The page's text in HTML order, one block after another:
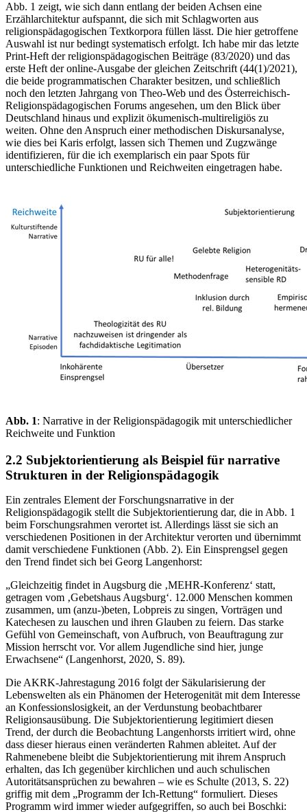
Abb. 1 zeigt, wie sich dann entlang der beiden Achsen eine
Erzählarchitektur aufspannt, die sich mit Schlagworten aus
religionspädagogischen Textkorpora füllen lässt. Die hier getroffene
Auswahl ist nur bedingt systematisch erfolgt. Ich habe mir das letzte
Print-Heft der religionspädagogischen Beiträge (83/2020) und das
erste Heft der online-Ausgabe der gleichen Zeitschrift (44(1)/2021),
die beide programmatischen Charakter besitzen, und schließlich
noch den letzten Jahrgang von Theo-Web und des Österreichisch-
Religionspädagogischen Forums angesehen, um den Blick über
Deutschland hinaus und explizit ökumenisch-multireligiös zu
weiten. Ohne den Anspruch einer methodischen Diskursanalyse,
wie dies bei Karis erfolgt, lassen sich Themen und Zugzwänge
identifizieren, für die ich exemplarisch ein paar Spots für
unterschiedliche Funktionen und Reichweiten eingetragen habe.
Abb. 1: Narrative in der Religionspädagogik mit unterschiedlicher
Reichweite und Funktion
2.2 Subjektorientierung als Beispiel für narrative
Strukturen in der Religionspädagogik
Ein zentrales Element der Forschungsnarrative in der
Religionspädagogik stellt die Subjektorientierung dar, die in Abb. 1
beim Forschungsrahmen verortet ist. Allerdings lässt sie sich an
verschiedenen Positionen in der Architektur verorten und übernimmt
damit verschiedene Funktionen (Abb. 2). Ein Einsprengsel gegen
den Trend findet sich bei Georg Langenhorst:
„Gleichzeitig findet in Augsburg die ‚MEHR-Konferenz‘ statt,
getragen vom ‚Gebetshaus Augsburg‘. 12.000 Menschen kommen
zusammen, um (anzu-)beten, Lobpreis zu singen, Vorträgen und
Katechesen zu lauschen und ihren Glauben zu feiern. Das starke
Gefühl von Gemeinschaft, von Aufbruch, von Beauftragung zur
Mission herrscht vor. Vor allem Jugendliche sind hier, junge
Erwachsene“ (Langenhorst, 2020, S. 89).
Die AKRK-Jahrestagung 2016 folgt der Säkularisierung der
Lebenswelten als ein Phänomen der Heterogenität mit dem Interesse
an Konfessionslosigkeit, an der Verdunstung beobachtbarer
Religionsausübung. Die Subjektorientierung legitimiert diesen
Trend, der durch die Beobachtung Langenhorsts irritiert wird, ohne
dass dieser hieraus einen veränderten Rahmen ableitet. Auf der
Rahmenebene bleibt die Subjektorientierung mit ihrem Anspruch
erhalten, das Ich gegenüber kirchlichen und auch schulischen
Autoritätsansprüchen zu bewahren – wie es Schulte (2013, S. 22)
griffig mit dem „Programm der Ich-Rettung“ formuliert. Dieses
Programm wird immer wieder aufgegriffen, so auch bei Boschki: